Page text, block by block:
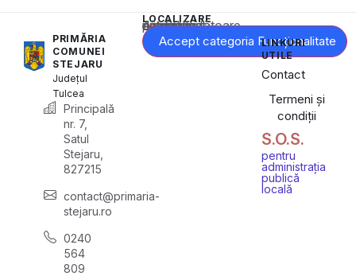
PRIMĂRIA
COMUNEI
STEJARU
Județul
Tulcea
Principală
nr. 7,
Satul
Stejaru,
827215
contact@primaria-
stejaru.ro
0240
564
809
LOCALIZARE
Acest conținut este blocat până când acceptați categoria corespunzătoare de cookie-uri.
Accept categoria Funcționalitate
LINKURI
UTILE
Contact
Termeni și
condiții
S.O.S.
pentru
administrația
publică
locală